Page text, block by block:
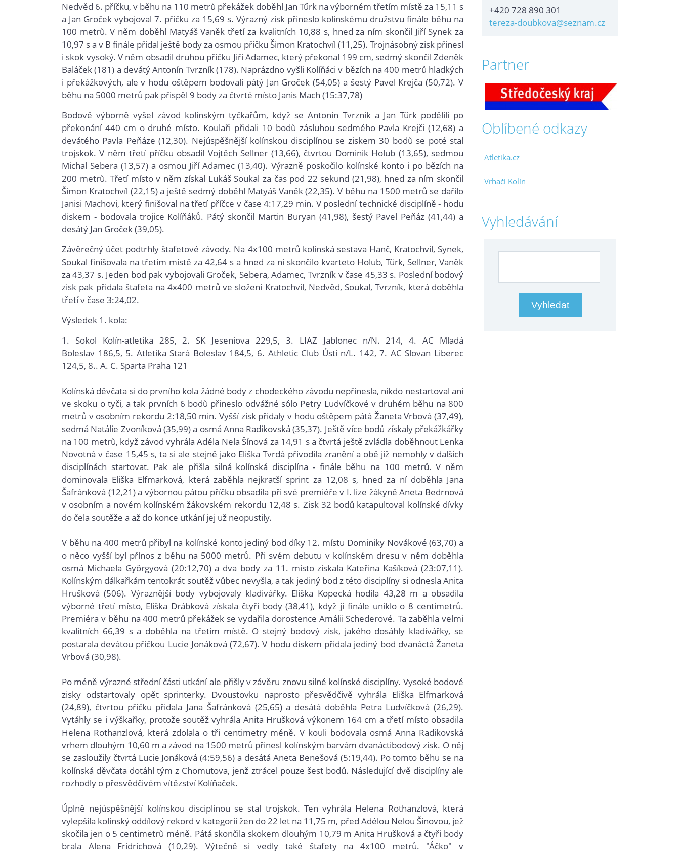
+420 728 890 301
tereza-doubkova@seznam.cz
Partner
Oblíbené odkazy
Atletika.cz
Vrhači Kolín
Vyhledávání
Nedvěd 6. příčku, v běhu na 110 metrů překážek doběhl Jan Tűrk na výborném třetím místě za 15,11 s
a Jan Groček vybojoval 7. příčku za 15,69 s. Výrazný zisk přineslo kolínskému družstvu finále běhu na
100 metrů. V něm doběhl Matyáš Vaněk třetí za kvalitních 10,88 s, hned za ním skončil Jiří Synek za
10,97 s a v B finále přidal ještě body za osmou příčku Šimon Kratochvíl (11,25). Trojnásobný zisk přinesl
i skok vysoký. V něm obsadil druhou příčku Jiří Adamec, který překonal 199 cm, sedmý skončil Zdeněk
Baláček (181) a devátý Antonín Tvrzník (178). Naprázdno vyšli Kolíňáci v bězích na 400 metrů hladkých
i překážkových, ale v hodu oštěpem bodovali pátý Jan Groček (54,05) a šestý Pavel Krejča (50,72). V
běhu na 5000 metrů pak přispěl 9 body za čtvrté místo Janis Mach (15:37,78)
Bodově výborně vyšel závod kolínským tyčkařům, když se Antonín Tvrzník a Jan Tűrk podělili po
překonání 440 cm o druhé místo. Koulaři přidali 10 bodů zásluhou sedmého Pavla Krejči (12,68) a
devátého Pavla Peňáze (12,30). Nejúspěšnější kolínskou disciplínou se ziskem 30 bodů se poté stal
trojskok. V něm třetí příčku obsadil Vojtěch Sellner (13,66), čtvrtou Dominik Holub (13,65), sedmou
Michal Sebera (13,57) a osmou Jiří Adamec (13,40). Výrazně poskočilo kolínské konto i po bězích na
200 metrů. Třetí místo v něm získal Lukáš Soukal za čas pod 22 sekund (21,98), hned za ním skončil
Šimon Kratochvíl (22,15) a ještě sedmý doběhl Matyáš Vaněk (22,35). V běhu na 1500 metrů se dařilo
Janisi Machovi, který finišoval na třetí příčce v čase 4:17,29 min. V poslední technické disciplíně - hodu
diskem - bodovala trojice Kolíňáků. Pátý skončil Martin Buryan (41,98), šestý Pavel Peňáz (41,44) a
desátý Jan Groček (39,05).
Závěrečný účet podtrhly štafetové závody. Na 4x100 metrů kolínská sestava Hanč, Kratochvíl, Synek,
Soukal finišovala na třetím místě za 42,64 s a hned za ní skončilo kvarteto Holub, Türk, Sellner, Vaněk
za 43,37 s. Jeden bod pak vybojovali Groček, Sebera, Adamec, Tvrzník v čase 45,33 s. Poslední bodový
zisk pak přidala štafeta na 4x400 metrů ve složení Kratochvíl, Nedvěd, Soukal, Tvrzník, která doběhla
třetí v čase 3:24,02.
Výsledek 1. kola:
1. Sokol Kolín-atletika 285, 2. SK Jeseniova 229,5, 3. LIAZ Jablonec n/N. 214, 4. AC Mladá
Boleslav 186,5, 5. Atletika Stará Boleslav 184,5, 6. Athletic Club Ústí n/L. 142, 7. AC Slovan Liberec
124,5, 8.. A. C. Sparta Praha 121
Kolínská děvčata si do prvního kola žádné body z chodeckého závodu nepřinesla, nikdo nestartoval ani
ve skoku o tyči, a tak prvních 6 bodů přineslo odvážné sólo Petry Ludvíčkové v druhém běhu na 800
metrů v osobním rekordu 2:18,50 min. Vyšší zisk přidaly v hodu oštěpem pátá Žaneta Vrbová (37,49),
sedmá Natálie Zvoníková (35,99) a osmá Anna Radikovská (35,37). Ještě více bodů získaly překážkářky
na 100 metrů, když závod vyhrála Adéla Nela Šínová za 14,91 s a čtvrtá ještě zvládla doběhnout Lenka
Novotná v čase 15,45 s, ta si ale stejně jako Eliška Tvrdá přivodila zranění a obě již nemohly v dalších
disciplínách startovat. Pak ale přišla silná kolínská disciplína - finále běhu na 100 metrů. V něm
dominovala Eliška Elfmarková, která zaběhla nejkratší sprint za 12,08 s, hned za ní doběhla Jana
Šafránková (12,21) a výbornou pátou příčku obsadila při své premiéře v I. lize žákyně Aneta Bedrnová
v osobním a novém kolínském žákovském rekordu 12,48 s. Zisk 32 bodů katapultoval kolínské dívky
do čela soutěže a až do konce utkání jej už neopustily.
V běhu na 400 metrů přibyl na kolínské konto jediný bod díky 12. místu Dominiky Novákové (63,70) a
o něco vyšší byl přínos z běhu na 5000 metrů. Při svém debutu v kolínském dresu v něm doběhla
osmá Michaela Györgyová (20:12,70) a dva body za 11. místo získala Kateřina Kašíková (23:07,11).
Kolínským dálkařkám tentokrát soutěž vůbec nevyšla, a tak jediný bod z této disciplíny si odnesla Anita
Hrušková (506). Výraznější body vybojovaly kladivářky. Eliška Kopecká hodila 43,28 m a obsadila
výborné třetí místo, Eliška Drábková získala čtyři body (38,41), když jí finále uniklo o 8 centimetrů.
Premiéra v běhu na 400 metrů překážek se vydařila dorostence Amálii Schederové. Ta zaběhla velmi
kvalitních 66,39 s a doběhla na třetím místě. O stejný bodový zisk, jakého dosáhly kladivářky, se
postarala devátou příčkou Lucie Jonáková (72,67). V hodu diskem přidala jediný bod dvanáctá Žaneta
Vrbová (30,98).
Po méně výrazné střední části utkání ale přišly v závěru znovu silné kolínské disciplíny. Vysoké bodové
zisky odstartovaly opět sprinterky. Dvoustovku naprosto přesvědčivě vyhrála Eliška Elfmarková
(24,89), čtvrtou příčku přidala Jana Šafránková (25,65) a desátá doběhla Petra Ludvíčková (26,29).
Vytáhly se i výškařky, protože soutěž vyhrála Anita Hrušková výkonem 164 cm a třetí místo obsadila
Helena Rothanzlová, která zdolala o tři centimetry méně. V kouli bodovala osmá Anna Radikovská
vrhem dlouhým 10,60 m a závod na 1500 metrů přinesl kolínským barvám dvanáctibodový zisk. O něj
se zasloužily čtvrtá Lucie Jonáková (4:59,56) a desátá Aneta Benešová (5:19,44). Po tomto běhu se na
kolínská děvčata dotáhl tým z Chomutova, jenž ztrácel pouze šest bodů. Následující dvě disciplíny ale
rozhodly o přesvědčivém vítězství Kolíňaček.
Úplně nejúspěšnější kolínskou disciplínou se stal trojskok. Ten vyhrála Helena Rothanzlová, která
vylepšila kolínský oddílový rekord v kategorii žen do 22 let na 11,75 m, před Adélou Nelou Šínovou, jež
skočila jen o 5 centimetrů méně. Pátá skončila skokem dlouhým 10,79 m Anita Hrušková a čtyři body
brala Alena Fridrichová (10,29). Výtečně si vedly také štafety na 4x100 metrů. "Áčko" v